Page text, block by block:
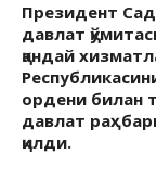
Президент
давлат
қандай
ордени билан
давлат
қилди.